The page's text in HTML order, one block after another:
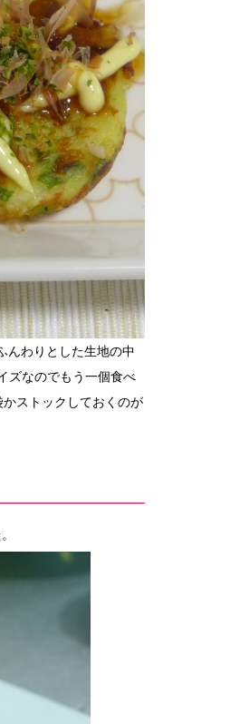
んわりとした生地の中
ズなのでもう一個食べ
ストックしておくのが